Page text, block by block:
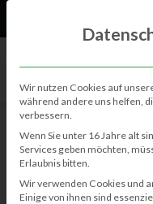
VIDEOS
Wir nutzen Cookies auf
während andere uns helfen,
verbessern.
Wenn Sie unter 16 Jahre alt
Services geben möchten,
Erlaubnis bitten.
Wir verwenden Cookies und
Einige von ihnen sind